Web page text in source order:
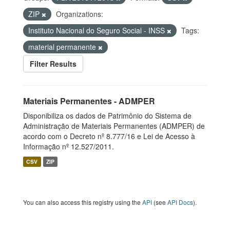
ZIP
Organizations:
Instituto Nacional do Seguro Social - INSS
Tags:
material permanente
Filter Results
Materiais Permanentes - ADMPER
Disponibiliza os dados de Patrimônio do Sistema de
Administração de Materiais Permanentes (ADMPER) de
acordo com o Decreto nº 8.777/16 e Lei de Acesso à
Informação nº 12.527/2011.
CSV ZIP
You can also access this registry using the API (see API Docs).